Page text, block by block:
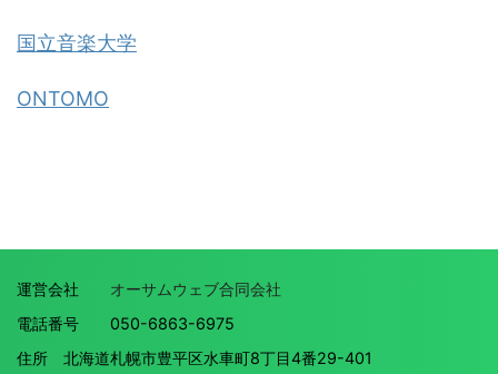
国立音楽大学
ONTOMO
運営会社 オーサムウェブ合同会社
電話番号 050-6863-6975
住所 北海道札幌市豊平区水車町8丁目4番29-401